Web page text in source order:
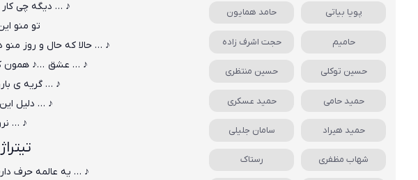
♪ … دیگه چی
تو منو
♪ … حالا که حال و روز
♪ … عشق …♪ همون
♪ … گریه ی
♪ … دلیل
♪ …
♪ … یه عالمه حرف
پویا بیاتی حامد همایون
حامیم حجت اشرف زاده
حسین توکلی حسین منتظری
حمید حامی حمید عسکری
حمید هیراد سامان جلیلی
شهاب مظفری رستاک